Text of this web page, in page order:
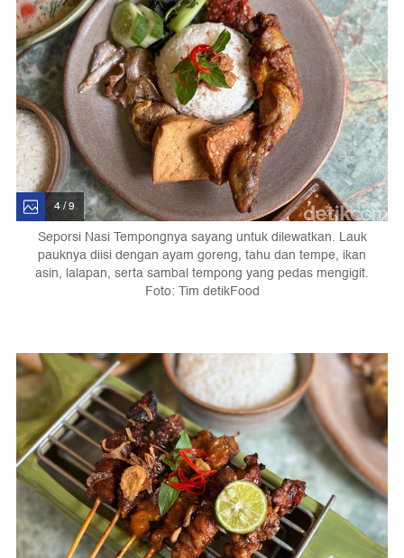
4 / 9
Seporsi Nasi Tempongnya sayang untuk dilewatkan. Lauk
pauknya diisi dengan ayam goreng, tahu dan tempe, ikan
asin, lalapan, serta sambal tempong yang pedas mengigit.
Foto: Tim detikFood